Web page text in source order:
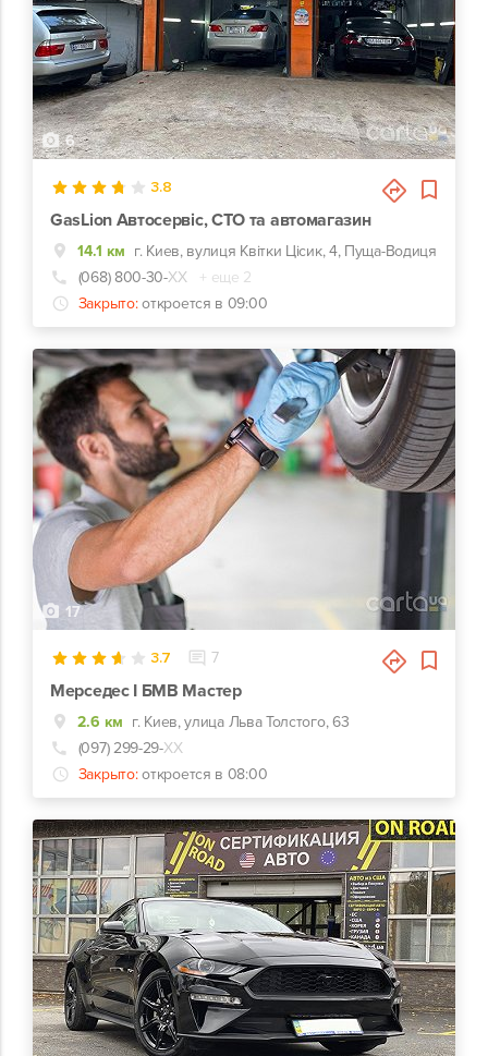
6
3.8
GasLion Автосервіс, СТО та автомагазин
14.1 км г. Киев, вулиця Квітки Цісик, 4, Пуща-Водиця
(068) 800-30-ХХ
+ еще 2
Закрыто: откроется в 09:00
17
3.7 7
Мерседес І БМВ Мастер
2.6 км г. Киев, улица Льва Толстого, 63
(097) 299-29-ХХ
Закрыто: откроется в 08:00